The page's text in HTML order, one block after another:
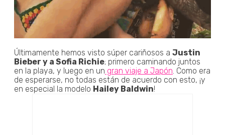
Últimamente hemos visto súper cariñosos a Justin
Bieber y a Sofia Richie; primero caminando juntos
en la playa, y luego en un gran viaje a Japón . Como era
de esperarse, no todas están de acuerdo con esto, ¡y
en especial la modelo Hailey Baldwin!